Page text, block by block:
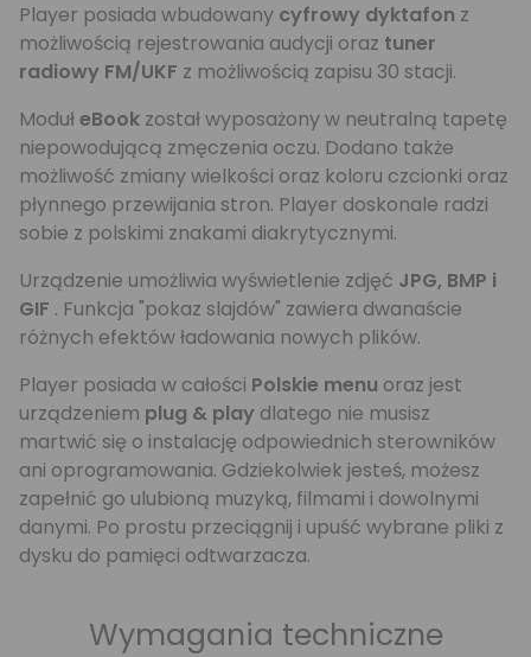
Player posiada wbudowany cyfrowy dyktafon z
możliwością rejestrowania audycji oraz tuner
radiowy FM/UKF z możliwością zapisu 30 stacji.
ModułeBook został wyposażony w neutralną tapetę
niepowodującą zmęczenia oczu. Dodano także
możliwość zmiany wielkości oraz koloru czcionki oraz
płynnego przewijania stron. Player doskonale radzi
sobie z polskimi znakami diakrytycznymi.
Urządzenie umożliwia wyświetlenie zdjęć JPG, BMP i
GIF . Funkcja "pokaz slajdów" zawiera dwanaście
różnych efektów ładowania nowych plików.
Player posiada w całości Polskie menu oraz jest
urządzeniem plug & play dlatego nie musisz
martwić się o instalację odpowiednich sterowników
ani oprogramowania. Gdziekolwiek jesteś, możesz
zapełnić go ulubioną muzyką, filmami i dowolnymi
danymi. Po prostu przeciągnij i upuść wybrane pliki z
dysku do pamięci odtwarzacza.
Wymagania techniczne